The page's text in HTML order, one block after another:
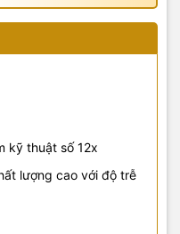
kỹ thuật số 12x
lượng cao với độ trễ